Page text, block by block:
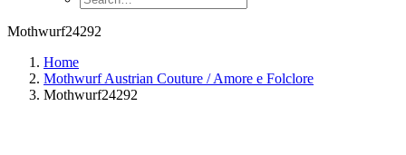
Mothwurf24292
Home
Mothwurf Austrian Couture / Amore e Folclore
Mothwurf24292